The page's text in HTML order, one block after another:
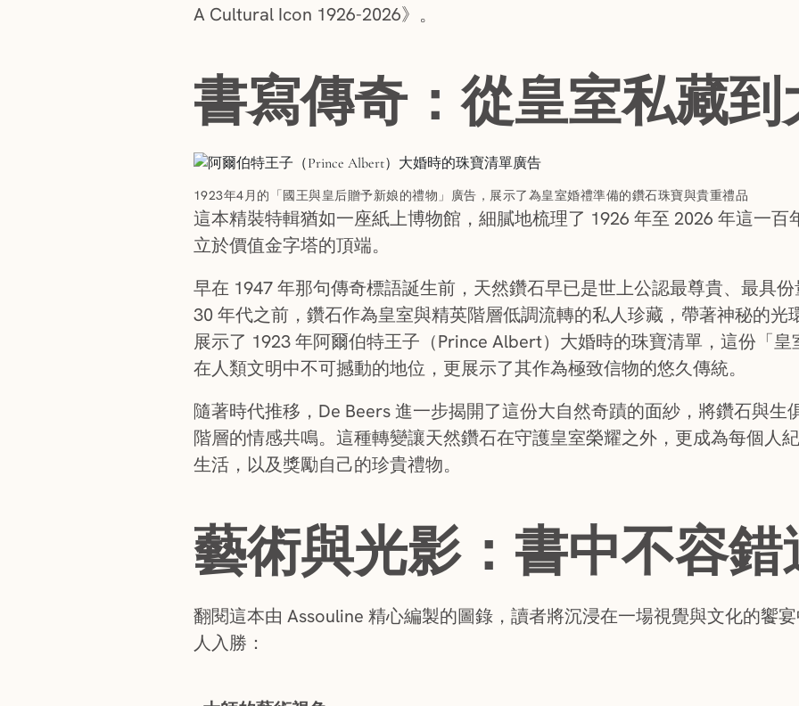
A Cultural Icon 1926-2026》。
書寫傳奇：從皇室私藏
1923年4月的「國王與皇后贈予新娘的禮物」廣告，展示了為皇室婚禮準備的鑽石珠寶與貴重禮品
這本精裝特輯猶如一座紙上博物館，細膩地梳理了 1926 年至 2026 年這一
立於價值金字塔的頂端。
早在 1947 年那句傳奇標語誕生前，天然鑽石早已是世上公認最尊貴、最具
30 年代之前，鑽石作為皇室與精英階層低調流轉的私人珍藏，帶著神秘的光
展示了 1923 年阿爾伯特王子（Prince Albert）大婚時的珠寶清單，這份「
在人類文明中不可撼動的地位，更展示了其作為極致信物的悠久傳統。
隨著時代推移，De Beers 進一步揭開了這份大自然奇蹟的面紗，將鑽石與生
階層的情感共鳴。這種轉變讓天然鑽石在守護皇室榮耀之外，更成為每個人
生活，以及獎勵自己的珍貴禮物。
藝術與光影：書中不容
翻閱這本由 Assouline 精心編製的圖錄，讀者將沉浸在一場視覺與文化的饗
人入勝：